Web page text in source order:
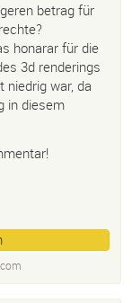
betrag für
honarar für die
3d renderings
war, da
in diesem
com